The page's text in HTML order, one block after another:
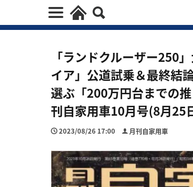
「ランドクルーザー250
イア」公道試乗＆最終結
選ぶ「200万円台までの
刊自家用車10月号(8月25
2023/08/26 17:00 月刊自家用車